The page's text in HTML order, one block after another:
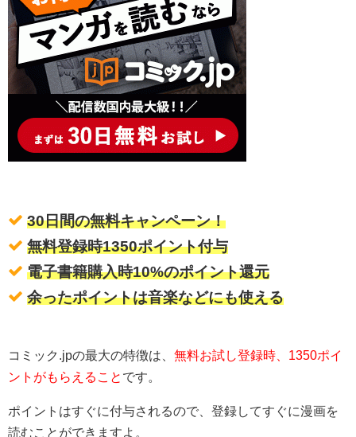
30日間の無料キャンペーン！
無料登録時1350ポイント付与
電子書籍購入時10%のポイント還元
余ったポイントは音楽などにも使える
コミック.jpの最大の特徴は、 無料お試し登録時、1350ポイ
ントがもらえること です。
ポイントはすぐに付与されるので、登録してすぐに漫画を
読むことができますよ。